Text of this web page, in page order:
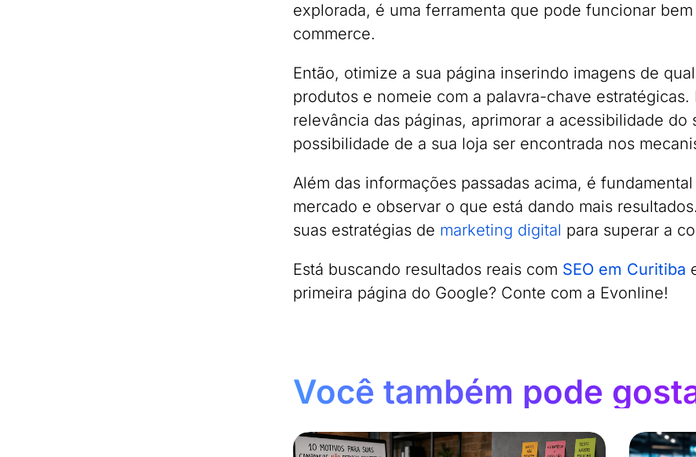
explorada, é uma ferramenta que pode funcionar
commerce.
Então, otimize a sua página inserindo imagens de
produtos e nomeie com a palavra-chave estratégicas.
relevância das páginas, aprimorar a acessibilidade do
possibilidade de a sua loja ser encontrada nos
Além das informações passadas acima, é
mercado e observar o que está dando mais
suas estratégias de marketing digital para superar a
Está buscando resultados reais com SEO em Curitiba
primeira página do Google? Conte com a Evonline!
Você também pode